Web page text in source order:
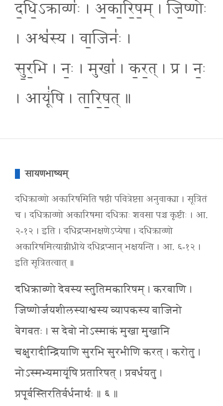
द॒धि॒ऽक्राव्णः॑ । अ॒का॒रि॒ष॒म् । जि॒ष्णोः
। अश्व॑स्य । वा॒जिनः॑ ।
सु॒र॒भि । नः॒ । मुखा॑ । क॒र॒त् । प्र । नः॒
। आयूं॑षि । ता॒रि॒ष॒त् ॥
सायणभाष्यम्
दधिक्राव्णो अकारिषमिति षष्ठी पवित्रेष्ट्या अनुवाक्या । सूत्रितं
च । दधिक्राव्णो अकारिषमा दधिक्राः शवसा पञ्च कृष्टीः । आ.
२-१२ । इति । दधिद्रप्सभक्षणेऽप्येषा । दधिक्राव्णो
अकारिषमित्याग्नीध्रीये दधिद्रप्सान् भक्षयन्ति । आ. ६-१२ ।
इति सूत्रितत्वात् ॥
दधिक्राव्णो देवस्य स्तुतिमकारिषम् । करवाणि ।
जिष्णोर्जयशीलस्याश्वस्य व्यापकस्य वाजिनो
वेगवतः । स देवो नोऽस्माकं मुखा मुखानि
चक्षुरादीन्द्रियाणि सुरभि सुरभीणि करत् । करोतु ।
नोऽस्मभ्यमायूंषि प्रतारिषत् । प्रवर्धयतु ।
प्रपूर्वस्तिरतिर्वर्धनार्थः ॥ ६ ॥